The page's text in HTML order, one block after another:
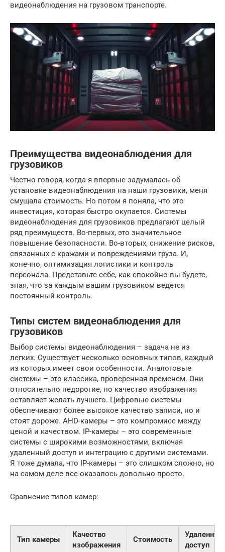
видеонаблюдения на грузовом транспорте.
Преимущества видеонаблюдения для
грузовиков
Честно говоря, когда я впервые задумалась об
установке видеонаблюдения на наши грузовики, меня
смущала стоимость. Но потом я поняла, что это
инвестиция, которая быстро окупается. Системы
видеонаблюдения для грузовиков предлагают целый
ряд преимуществ. Во-первых, это значительное
повышение безопасности. Во-вторых, снижение рисков,
связанных с кражами и повреждениями груза. И,
конечно, оптимизация логистики и контроль
персонала. Представьте себе, как спокойно вы будете,
зная, что за каждым вашим грузовиком ведется
постоянный контроль.
Типы систем видеонаблюдения для
грузовиков
Выбор системы видеонаблюдения – задача не из
легких. Существует несколько основных типов, каждый
из которых имеет свои особенности. Аналоговые
системы – это классика, проверенная временем. Они
относительно недорогие, но качество изображения
оставляет желать лучшего. Цифровые системы
обеспечивают более высокое качество записи, но и
стоят дороже. AHD-камеры – это компромисс между
ценой и качеством. IP-камеры – это современные
системы с широкими возможностями, включая
удаленный доступ и интеграцию с другими системами.
Я тоже думала, что IP-камеры – это слишком сложно, но
на самом деле все оказалось довольно просто.
Сравнение типов камер:
Тип камеры
Качество
изображения
Стоимость
Удаленный
доступ